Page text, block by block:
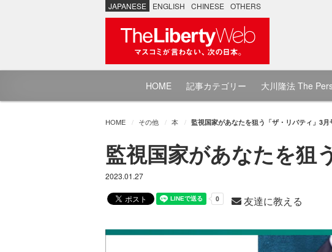
JAPANESE ENGLISH CHINESE OTHERS
HOME 記事カテゴリー 大川隆法 The
HOME その他 本 監視国家があなたを狙う「ザ・リバティ」3月
監視国家があなたを狙
2023.01.27
友達に教える